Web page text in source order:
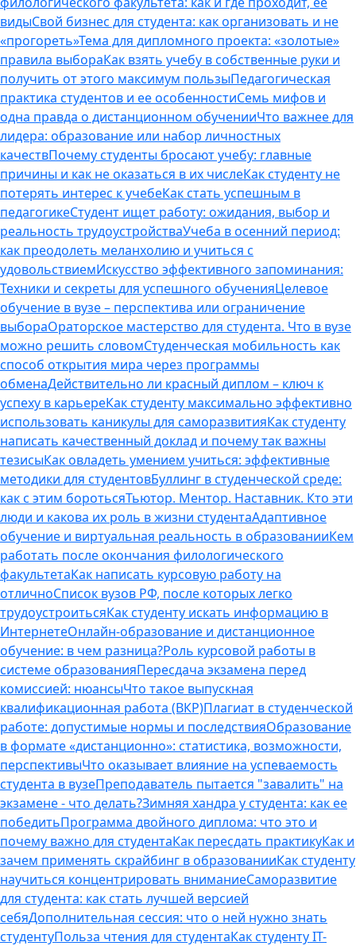
видыСвой бизнес для студента: как организовать и не
«прогореть»Тема для дипломного проекта: «золотые»
правила выбораКак взять учебу в собственные руки и
получить от этого максимум пользыПедагогическая
практика студентов и ее особенностиСемь мифов и
одна правда о дистанционном обученииЧто важнее для
лидера: образование или набор личностных
качествПочему студенты бросают учебу: главные
причины и как не оказаться в их числеКак студенту не
потерять интерес к учебеКак стать успешным в
педагогикеСтудент ищет работу: ожидания, выбор и
реальность трудоустройстваУчеба в осенний период:
как преодолеть меланхолию и учиться с
удовольствиемИскусство эффективного запоминания:
Техники и секреты для успешного обученияЦелевое
обучение в вузе – перспектива или ограничение
выбораОраторское мастерство для студента. Что в вузе
можно решить словомСтуденческая мобильность как
способ открытия мира через программы
обменаДействительно ли красный диплом – ключ к
успеху в карьереКак студенту максимально эффективно
использовать каникулы для саморазвитияКак студенту
написать качественный доклад и почему так важны
тезисыКак овладеть умением учиться: эффективные
методики для студентовБуллинг в студенческой среде:
как с этим боротьсяТьютор. Ментор. Наставник. Кто эти
люди и какова их роль в жизни студентаАдаптивное
обучение и виртуальная реальность в образованииКем
работать после окончания филологического
факультетаКак написать курсовую работу на
отличноСписок вузов РФ, после которых легко
трудоустроитьсяКак студенту искать информацию в
ИнтернетеОнлайн-образование и дистанционное
обучение: в чем разница?Роль курсовой работы в
системе образованияПересдача экзамена перед
комиссией: нюансыЧто такое выпускная
квалификационная работа (ВКР)Плагиат в студенческой
работе: допустимые нормы и последствияОбразование
в формате «дистанционно»: статистика, возможности,
перспективыЧто оказывает влияние на успеваемость
студента в вузеПреподаватель пытается "завалить" на
экзамене - что делать?Зимняя хандра у студента: как ее
победитьПрограмма двойного диплома: что это и
почему важно для студентаКак пересдать практикуКак и
зачем применять скрайбинг в образованииКак студенту
научиться концентрировать вниманиеСаморазвитие
для студента: как стать лучшей версией
себяДополнительная сессия: что о ней нужно знать
студентуПольза чтения для студентаКак студенту IT-